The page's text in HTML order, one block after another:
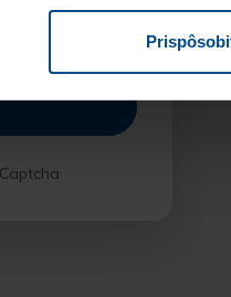
osobných